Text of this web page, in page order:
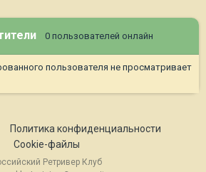
0 пользователей онлайн
пользователя не просматривает
Политика конфиденциальности
Cookie-файлы
Ретривер Клуб